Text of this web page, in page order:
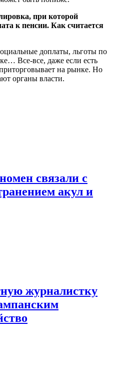
при которой
к пенсии. Как считается
доплаты, льготы по
Все-все, даже если есть
на рынке. Но
органы власти.
связали с
акул и
журналистку